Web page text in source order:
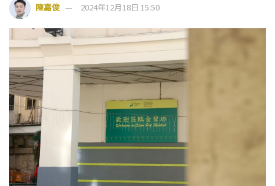
陳嘉俊 2024年12月18日 15:50